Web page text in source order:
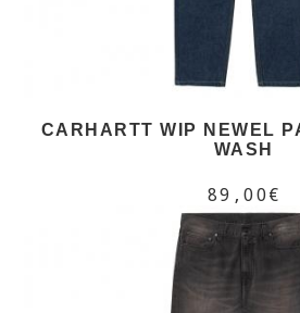
CARHARTT WIP NEWEL
WASH
89,00€